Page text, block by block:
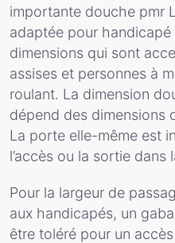
importante douche pmr
adaptée pour handicapé
dimensions qui sont
assises et personnes à
roulant. La dimension
dépend des dimensions
La porte elle-même est
l’accès ou la sortie dans
Pour la largeur de
aux handicapés, un
être toléré pour un